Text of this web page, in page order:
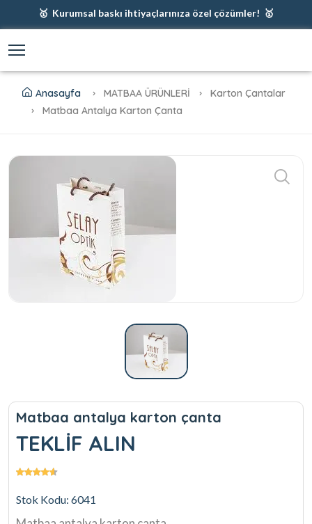
🥇 Kurumsal baskı ihtiyaçlarınıza özel çözümler! 🥇
🥇 Fiyatlarımıza baskı ve kargo dahildir! 🥇
Anasayfa MATBAA ÜRÜNLERİ
Karton Çantalar
Matbaa Antalya Karton Çanta
Matbaa antalya karton çanta
TEKLİF ALIN
Stok Kodu: 6041